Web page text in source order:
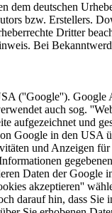
dem deutschen
bzw. Erstellers.
Dritter
Bei
(''Google'').
auch sog.
aufgezeichnet und
Google in den
und Anzeigen
Daten der
akzeptieren''
darauf hin, dass